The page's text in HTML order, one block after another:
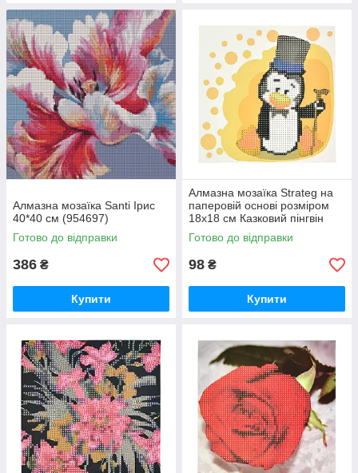
Алмазна мозаїка Santi Ірис
40*40 см (954697)
Готово до відправки
386 ₴
Купити
Алмазна мозаїка Strateg на
паперовій основі розміром
18х18 см Казковий пінгвін
(JUB14407)
Готово до відправки
98 ₴
Купити